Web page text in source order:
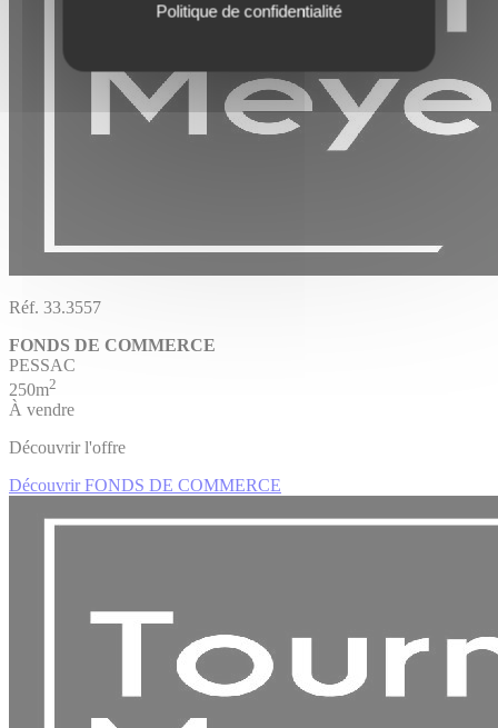
Politique de confidentialité
Réf. 33.3557
FONDS DE COMMERCE
PESSAC
250m2
À vendre
Découvrir l'offre
Découvrir FONDS DE COMMERCE